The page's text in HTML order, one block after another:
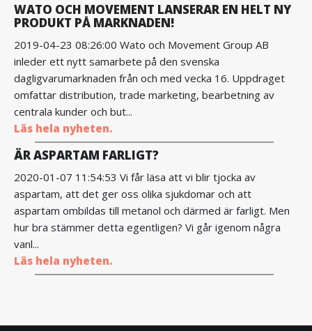
WATO OCH MOVEMENT LANSERAR EN HELT NY
PRODUKT PÅ MARKNADEN!
2019-04-23 08:26:00 Wato och Movement Group AB
inleder ett nytt samarbete på den svenska
dagligvarumarknaden från och med vecka 16. Uppdraget
omfattar distribution, trade marketing, bearbetning av
centrala kunder och but...
Läs hela nyheten.
ÄR ASPARTAM FARLIGT?
2020-01-07 11:54:53 Vi får läsa att vi blir tjocka av
aspartam, att det ger oss olika sjukdomar och att
aspartam ombildas till metanol och därmed är farligt. Men
hur bra stämmer detta egentligen? Vi går igenom några
vanl...
Läs hela nyheten.